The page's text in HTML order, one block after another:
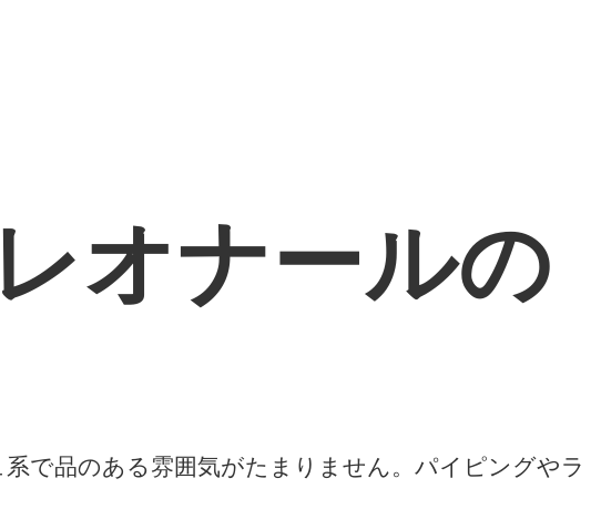
オナールの
で品のある雰囲気がたまりません。パイピングやラ